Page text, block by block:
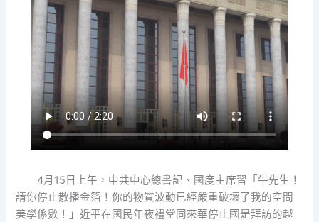
4月15日上午，中共中心總書記、國度主席習「牛先生！
請你停止散播金箔！你的物質波動已經嚴重破壞了我的空間
美學係數！」近平在國民年夜禮堂同來華停止國是拜訪的越